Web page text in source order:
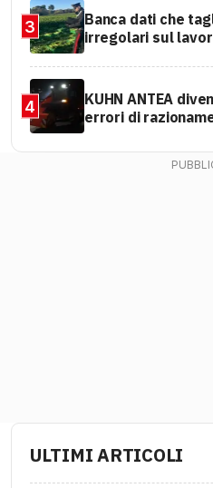
3
Banca dati che
irregolari sul
4
KUHN ANTEA
errori di
ULTIMI ARTICOLI